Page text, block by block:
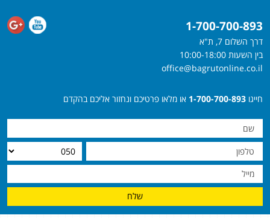
1-700-700-893
דרך השלום 7, ת"א
בין השעות 10:00-18:00
office@bagrutonline.co.il
חייגו 1-700-700-893 או מלאו פרטיכם ונחזור אליכם בהקדם
שלח